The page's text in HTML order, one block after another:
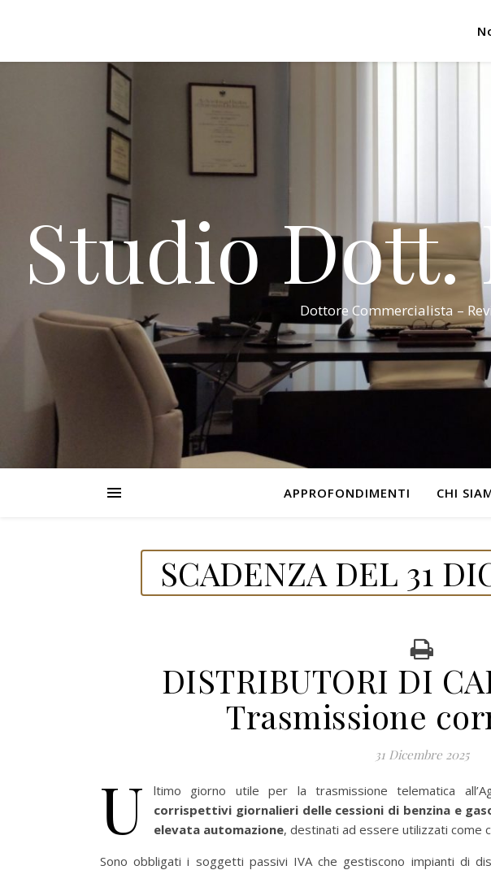
Studio Dott.
Dottore Commercialista –
APPROFONDIMENTI CHI
SCADENZA DEL 31
DISTRIBUTORI DI
Trasmissione
31 Dicembre 2025
U
ltimo giorno utile per la trasmissione telematica
corrispettivi giornalieri delle cessioni di benzina e
elevata automazione, destinati ad essere utilizzati come
Sono obbligati i soggetti passivi IVA che gestiscono impianti di